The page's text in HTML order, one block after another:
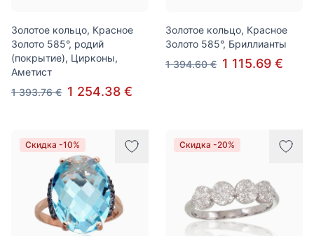
Золотое кольцо, Красное
Золото 585°, родий
(покрытие), Цирконы,
Аметист
1 393.76 € 1 254.38 €
Золотое кольцо, Красное
Золото 585°, Бриллианты
1 394.60 € 1 115.69 €
Скидка -10% Скидка -20%